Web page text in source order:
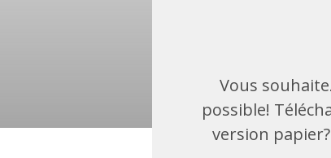
Vous
possible!
version